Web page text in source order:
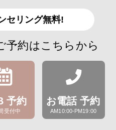
セリング無料!
予約はこちらから
予約
受付中
お電話 予約
AM10:00-PM19:00